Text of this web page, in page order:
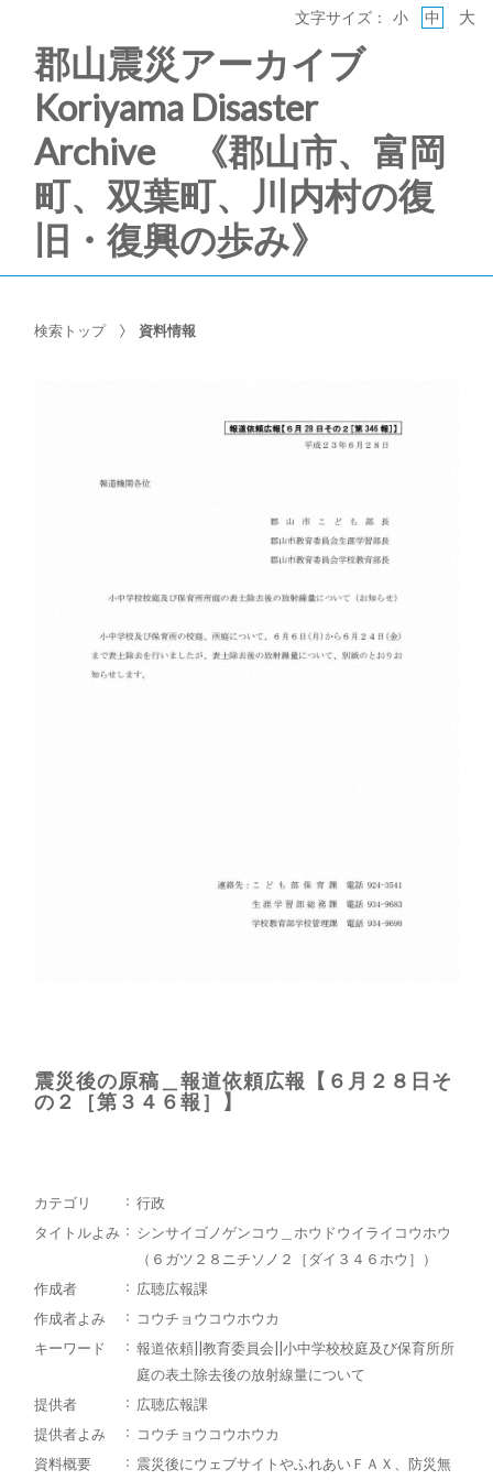
郡山震災アーカイブ
Koriyama Disaster
Archive 《郡山市、富岡
町、双葉町、川内村の復
旧・復興の歩み》
文字サイズ： 小 中 大
検索トップ 資料情報
震災後の原稿＿報道依頼広報【６月２８日そ
の２［第３４６報］】
カテゴリ
行政
タイトルよみ
シンサイゴノゲンコウ＿ホウドウイライコウホウ
（６ガツ２８ニチソノ２［ダイ３４６ホウ］）
作成者
広聴広報課
作成者よみ
コウチョウコウホウカ
キーワード
報道依頼||教育委員会||小中学校校庭及び保育所所
庭の表土除去後の放射線量について
提供者
広聴広報課
提供者よみ
コウチョウコウホウカ
資料概要
震災後にウェブサイトやふれあいＦＡＸ、防災無